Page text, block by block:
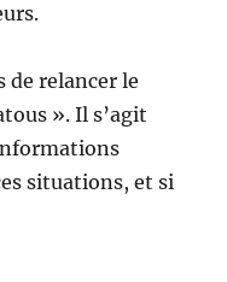
de relancer le
». Il s’agit
situations, et si